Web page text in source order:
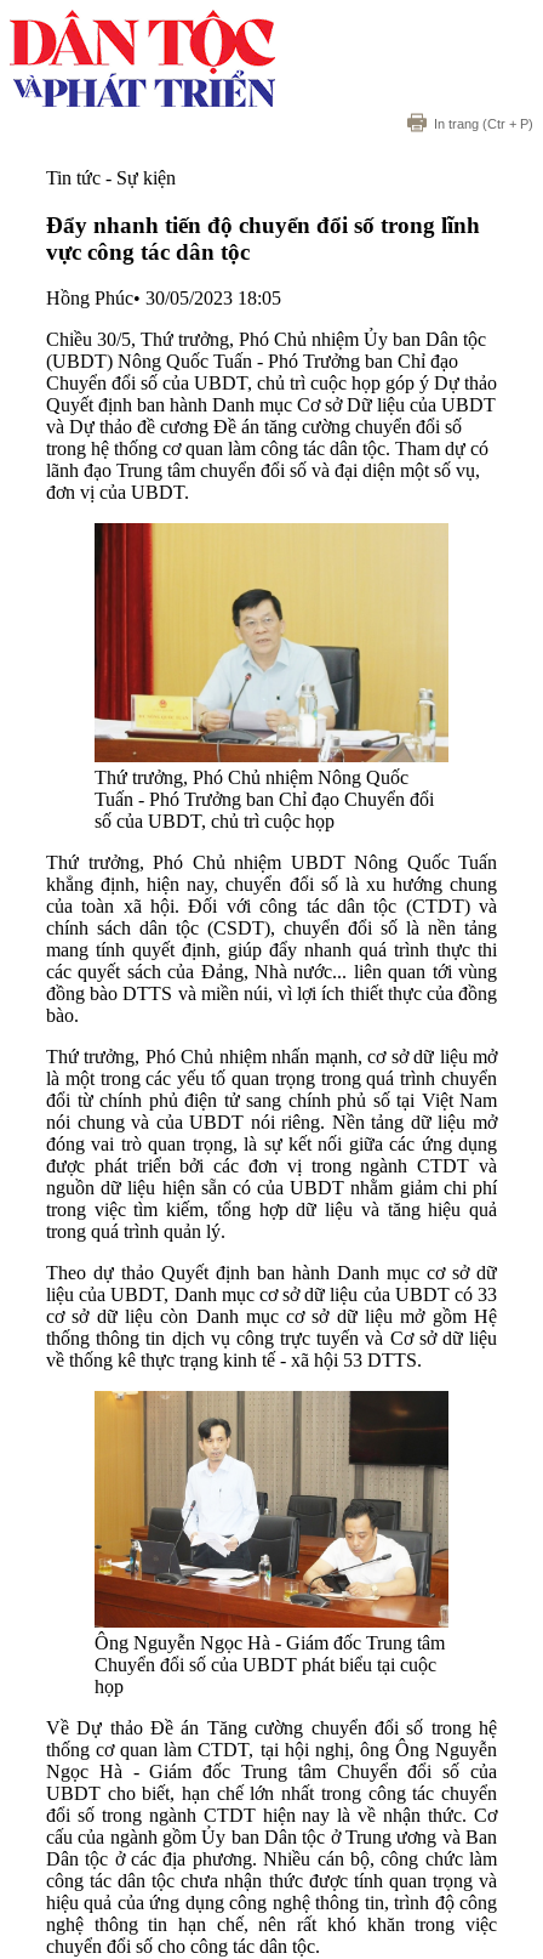
In trang (Ctr + P)
Tin tức - Sự kiện
Đẩy nhanh tiến độ chuyển đổi số trong lĩnh
vực công tác dân tộc
Hồng Phúc• 30/05/2023 18:05
Chiều 30/5, Thứ trưởng, Phó Chủ nhiệm Ủy ban Dân tộc
(UBDT) Nông Quốc Tuấn - Phó Trưởng ban Chỉ đạo
Chuyển đổi số của UBDT, chủ trì cuộc họp góp ý Dự thảo
Quyết định ban hành Danh mục Cơ sở Dữ liệu của UBDT
và Dự thảo đề cương Đề án tăng cường chuyển đổi số
trong hệ thống cơ quan làm công tác dân tộc. Tham dự có
lãnh đạo Trung tâm chuyển đổi số và đại diện một số vụ,
đơn vị của UBDT.
Thứ trưởng, Phó Chủ nhiệm Nông Quốc
Tuấn - Phó Trưởng ban Chỉ đạo Chuyển đổi
số của UBDT, chủ trì cuộc họp
Thứ trưởng, Phó Chủ nhiệm UBDT Nông Quốc Tuấn
khẳng định, hiện nay, chuyển đổi số là xu hướng chung
của toàn xã hội. Đối với công tác dân tộc (CTDT) và
chính sách dân tộc (CSDT), chuyển đổi số là nền tảng
mang tính quyết định, giúp đẩy nhanh quá trình thực thi
các quyết sách của Đảng, Nhà nước... liên quan tới vùng
đồng bào DTTS và miền núi, vì lợi ích thiết thực của đồng
bào.
Thứ trưởng, Phó Chủ nhiệm nhấn mạnh, cơ sở dữ liệu mở
là một trong các yếu tố quan trọng trong quá trình chuyển
đổi từ chính phủ điện tử sang chính phủ số tại Việt Nam
nói chung và của UBDT nói riêng. Nền tảng dữ liệu mở
đóng vai trò quan trọng, là sự kết nối giữa các ứng dụng
được phát triển bởi các đơn vị trong ngành CTDT và
nguồn dữ liệu hiện sẵn có của UBDT nhằm giảm chi phí
trong việc tìm kiếm, tổng hợp dữ liệu và tăng hiệu quả
trong quá trình quản lý.
Theo dự thảo Quyết định ban hành Danh mục cơ sở dữ
liệu của UBDT, Danh mục cơ sở dữ liệu của UBDT có 33
cơ sở dữ liệu còn Danh mục cơ sở dữ liệu mở gồm Hệ
thống thông tin dịch vụ công trực tuyến và Cơ sở dữ liệu
về thống kê thực trạng kinh tế - xã hội 53 DTTS.
Ông Nguyễn Ngọc Hà - Giám đốc Trung tâm
Chuyển đổi số của UBDT phát biểu tại cuộc
họp
Về Dự thảo Đề án Tăng cường chuyển đổi số trong hệ
thống cơ quan làm CTDT, tại hội nghị, ông Ông Nguyễn
Ngọc Hà - Giám đốc Trung tâm Chuyển đổi số của
UBDT cho biết, hạn chế lớn nhất trong công tác chuyển
đổi số trong ngành CTDT hiện nay là về nhận thức. Cơ
cấu của ngành gồm Ủy ban Dân tộc ở Trung ương và Ban
Dân tộc ở các địa phương. Nhiều cán bộ, công chức làm
công tác dân tộc chưa nhận thức được tính quan trọng và
hiệu quả của ứng dụng công nghệ thông tin, trình độ công
nghệ thông tin hạn chế, nên rất khó khăn trong việc
chuyển đổi số cho công tác dân tộc.